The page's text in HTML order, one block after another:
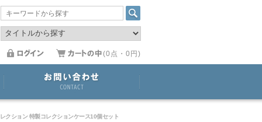
(0点・0円)
クション 特製コレクションケース10個セット